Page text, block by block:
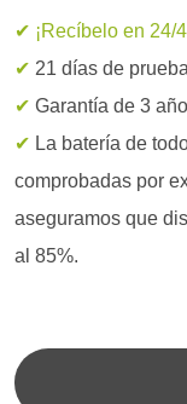
✔ ¡Recíbelo en 24/
✔ 21 días de
✔ Garantía de 3
✔ La batería de
comprobadas por
aseguramos que
al 85%.